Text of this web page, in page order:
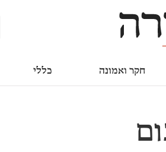
חקר ואמונה כללי
כללי